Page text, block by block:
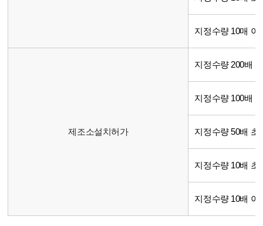
지정수량 10매 이
제조소설치허가
지정수량 200배
지정수량 100배
지정수량 50배 초
지정수량 10배 초
지정수량 10배 이